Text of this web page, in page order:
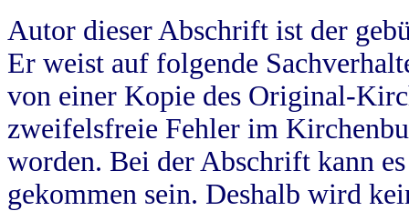
Autor dieser Abschrift ist der
Er weist auf folgende
von einer Kopie des Original-
zweifelsfreie Fehler im
worden. Bei der Abschrift kann
gekommen sein. Deshalb wird